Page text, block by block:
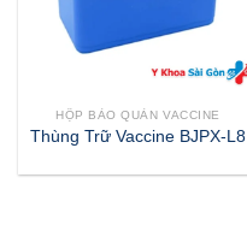
HỘP BẢO QUẢN VACCINE
Thùng Trữ Vaccine BJPX-L8